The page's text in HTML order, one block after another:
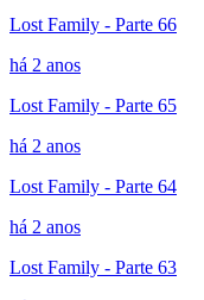
Lost Family - Parte 66
há 2 anos
Lost Family - Parte 65
há 2 anos
Lost Family - Parte 64
há 2 anos
Lost Family - Parte 63